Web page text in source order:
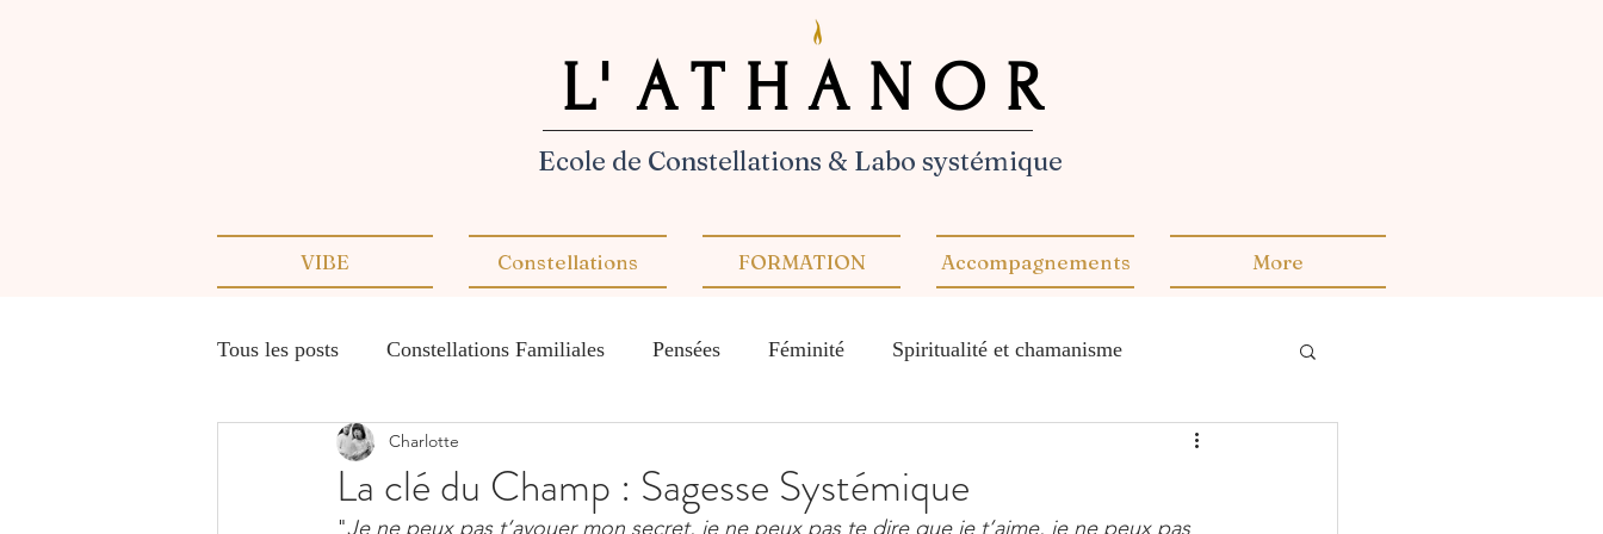
L'ATHANOR
L'ATHANOR
Ecole de Constellations & Labo systémique
VIBE Constellations FORMATION Accompagnements More
Tous les posts Constellations Familiales Pensées Féminité Spiritualité et chamanisme
Entrepreneuriat conscient
La clé du Champ : Sagesse Systémique
Charlotte
"Je ne peux pas t’avouer mon secret, je ne peux pas te dire que je t’aime, je ne peux pas